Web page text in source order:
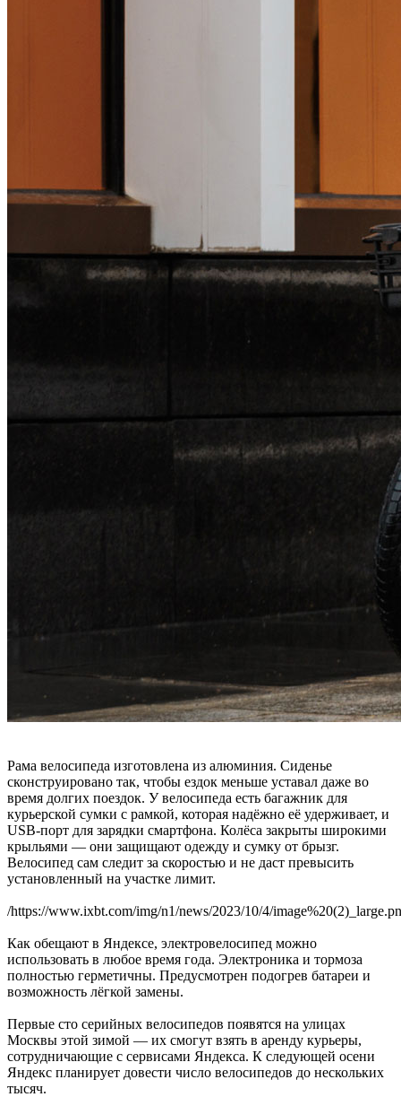
Рама велосипеда изготовлена из алюминия. Сиденье
сконструировано так, чтобы ездок меньше уставал даже во
время долгих поездок. У велосипеда есть багажник для
курьерской сумки с рамкой, которая надёжно её удерживает, и
USB-порт для зарядки смартфона. Колёса закрыты широкими
крыльями — они защищают одежду и сумку от брызг.
Велосипед сам следит за скоростью и не даст превысить
установленный на участке лимит.
/https://www.ixbt.com/img/n1/news/2023/10/4/
Как обещают в Яндексе, электровелосипед можно
использовать в любое время года. Электроника и тормоза
полностью герметичны. Предусмотрен подогрев батареи и
возможность лёгкой замены.
Первые сто серийных велосипедов появятся на улицах
Москвы этой зимой — их смогут взять в аренду курьеры,
сотрудничающие с сервисами Яндекса. К следующей осени
Яндекс планирует довести число велосипедов до нескольких
тысяч.